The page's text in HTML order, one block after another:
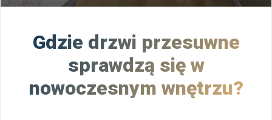
Gdzie drzwi przesuwne
sprawdzą się w
nowoczesnym wnętrzu?